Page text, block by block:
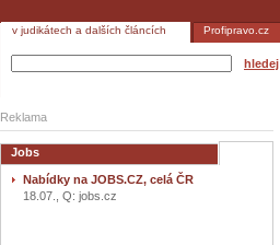
v judikátech a dalších článcích Profipravo.cz
hledej
Reklama
Jobs
Nabídky na JOBS.CZ, celá ČR
18.07., Q: jobs.cz